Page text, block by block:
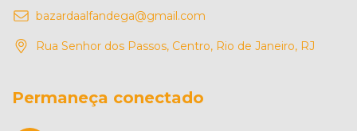
bazardaalfandega@gmail.com
Rua Senhor dos Passos, Centro, Rio de Janeiro, RJ
Permaneça conectado